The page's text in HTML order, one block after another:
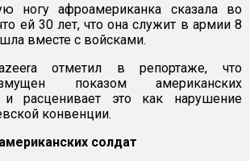
ногу афроамериканка сказала во
ей 30 лет, что она служит в армии 8
вместе с войсками.
отметил в репортаже, что
показом американских
и расценивает это как нарушение
конвенции.
солдат